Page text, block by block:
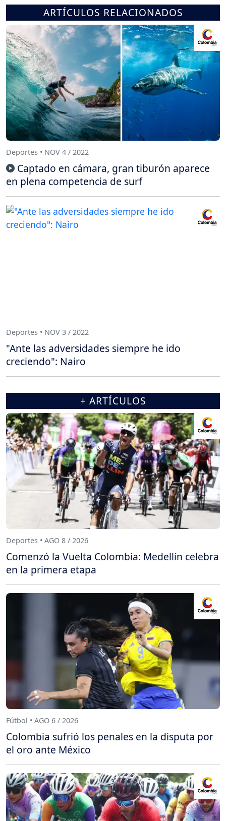
ARTÍCULOS RELACIONADOS
Deportes • NOV 4 / 2022
Captado en cámara, gran tiburón aparece
en plena competencia de surf
Deportes • NOV 3 / 2022
"Ante las adversidades siempre he ido
creciendo": Nairo
+ ARTÍCULOS
Deportes • AGO 8 / 2026
Comenzó la Vuelta Colombia: Medellín celebra
en la primera etapa
Fútbol • AGO 6 / 2026
Colombia sufrió los penales en la disputa por
el oro ante México